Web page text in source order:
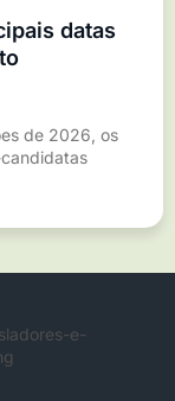
datas
de 2026, os